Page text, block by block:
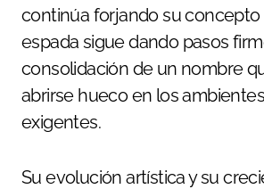
continúa forjando su concepto
espada sigue dando pasos
consolidación de un nombre
abrirse hueco en los
exigentes.
Su evolución artística y su